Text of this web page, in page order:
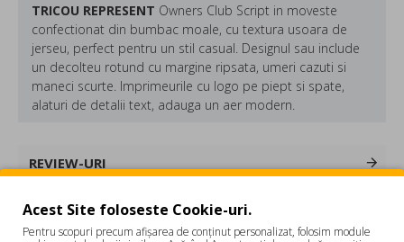
TRICOU REPRESENT Owners Club Script in moveste
confectionat din bumbac moale, cu textura usoara de
jerseu, perfect pentru un stil casual. Designul sau include
un decolteu rotund cu margine ripsata, umeri cazuti si
maneci scurte. Imprimeurile cu logo pe piept si spate,
alaturi de detalii text, adauga un aer modern.
Culoare: Mov
Croiala: Oversized Fit
REVIEW-URI
Etichete: Tricou REPRESENT
Patron of the Club
Acest Site foloseste Cookie-uri.
Pentru scopuri precum afișarea de conținut personalizat, folosim module